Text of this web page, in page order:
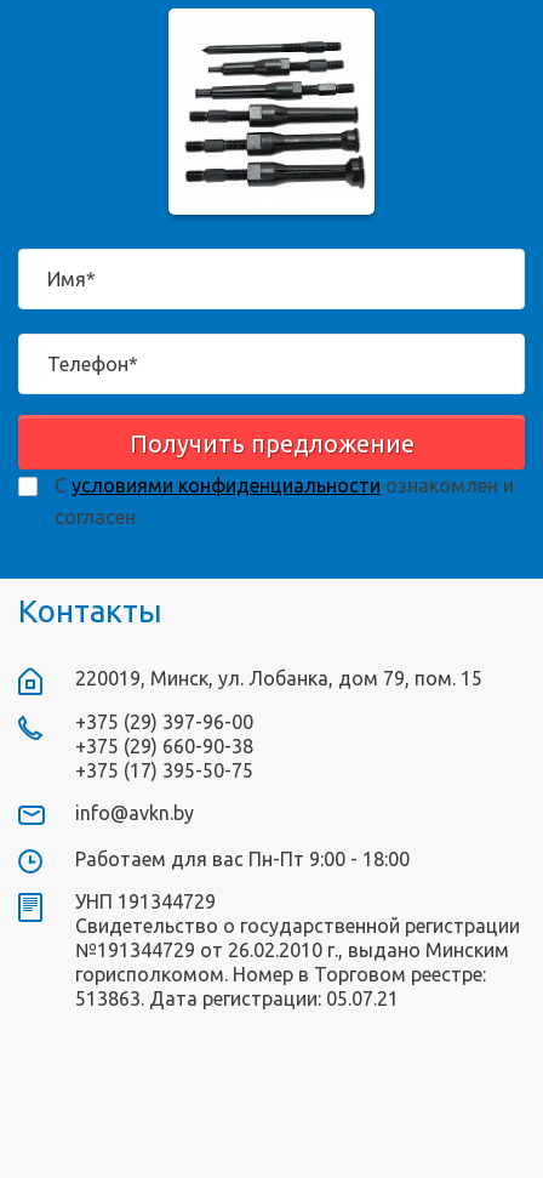
Получить предложение
С условиями конфиденциальности ознакомлен и
согласен
Контакты
220019, Минск, ул. Лобанка, дом 79, пом. 15
+375 (29) 397-96-00
+375 (29) 660-90-38
+375 (17) 395-50-75
info@avkn.by
Работаем для вас Пн-Пт 9:00 - 18:00
УНП 191344729
Свидетельство о государственной регистрации
№191344729 от 26.02.2010 г., выдано Минским
горисполкомом. Номер в Торговом реестре:
513863. Дата регистрации: 05.07.21